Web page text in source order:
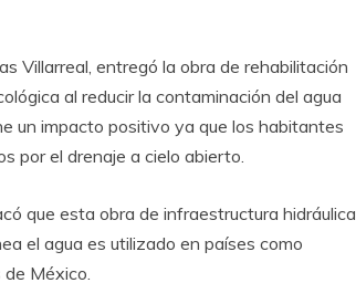
Villarreal, entregó la obra de rehabilitación
al reducir la contaminación del agua
un impacto positivo ya que los habitantes
por el drenaje a cielo abierto.
que esta obra de infraestructura hidráulica
el agua es utilizado en países como
de México.